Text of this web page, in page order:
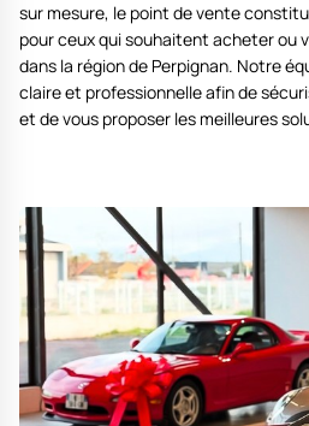
sur mesure, le point de vente
pour ceux qui souhaitent acheter ou
dans la région de Perpignan. Notre
claire et professionnelle afin de
et de vous proposer les meilleures